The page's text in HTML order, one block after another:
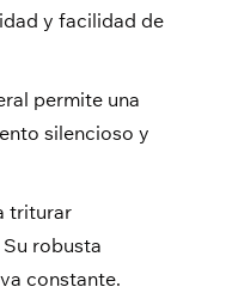
y facilidad de
permite una
silencioso y
triturar
robusta
constante.